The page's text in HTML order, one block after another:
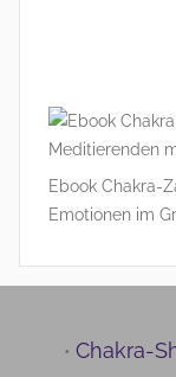
Ebook Chakra-
Emotionen im
• Chakra-